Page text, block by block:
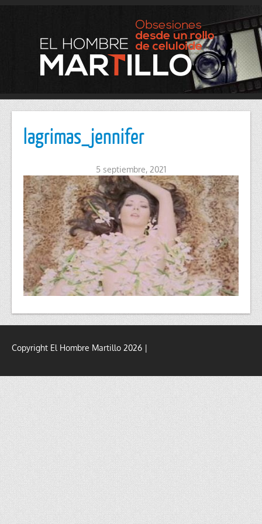
lagrimas_jennifer
5 septiembre, 2021
Copyright El Hombre Martillo 2026 |